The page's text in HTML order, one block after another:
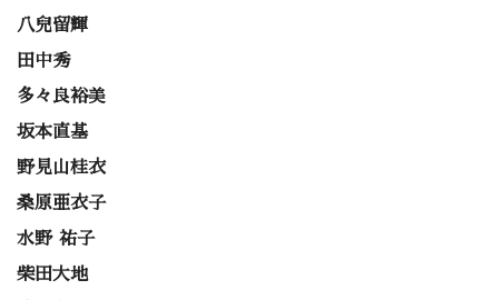
八兒留輝
田中秀
多々良裕美
坂本直基
野見山桂衣
桑原亜衣子
水野 祐子
柴田大地